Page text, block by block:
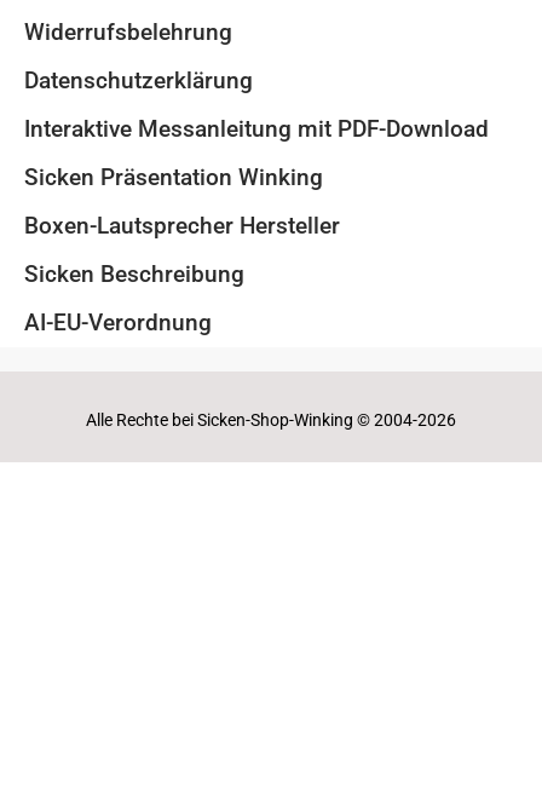
Widerrufsbelehrung
Datenschutzerklärung
Interaktive Messanleitung mit PDF-Download
Sicken Präsentation Winking
Boxen-Lautsprecher Hersteller
Sicken Beschreibung
AI-EU-Verordnung
Alle Rechte bei Sicken-Shop-Winking © 2004-2026